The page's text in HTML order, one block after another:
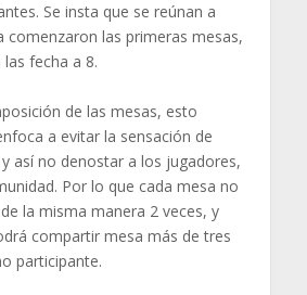
Se insta que se reúnan a
comenzaron las primeras mesas,
fecha a 8.
de las mesas, esto
a evitar la sensación de
así no denostar a los jugadores,
Por lo que cada mesa no
la misma manera 2 veces, y
compartir mesa más de tres
participante.